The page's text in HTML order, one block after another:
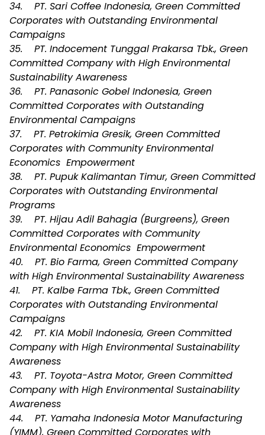
34. PT. Sari Coffee Indonesia, Green Committed
Corporates with Outstanding Environmental
Campaigns
35. PT. Indocement Tunggal Prakarsa Tbk., Green
Committed Company with High Environmental
Sustainability Awareness
36. PT. Panasonic Gobel Indonesia, Green
Committed Corporates with Outstanding
Environmental Campaigns
37. PT. Petrokimia Gresik, Green Committed
Corporates with Community Environmental
Economics Empowerment
38. PT. Pupuk Kalimantan Timur, Green Committed
Corporates with Outstanding Environmental
Programs
39. PT. Hijau Adil Bahagia (Burgreens), Green
Committed Corporates with Community
Environmental Economics Empowerment
40. PT. Bio Farma, Green Committed Company
with High Environmental Sustainability Awareness
41. PT. Kalbe Farma Tbk., Green Committed
Corporates with Outstanding Environmental
Campaigns
42. PT. KIA Mobil Indonesia, Green Committed
Company with High Environmental Sustainability
Awareness
43. PT. Toyota-Astra Motor, Green Committed
Company with High Environmental Sustainability
Awareness
44. PT. Yamaha Indonesia Motor Manufacturing